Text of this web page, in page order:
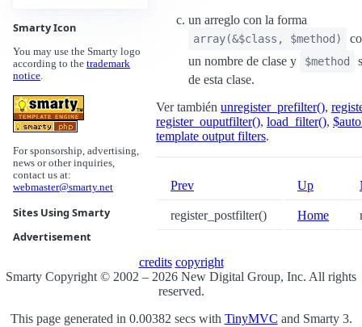
Smarty Icon
You may use the Smarty logo
according to the trademark
notice.
For sponsorship, advertising,
news or other inquiries,
contact us at:
webmaster@smarty.net
Sites Using Smarty
Advertisement
un arreglo con la forma
array(&$class, $method)
un nombre de clase y
$method
de esta clase.
Ver también unregister_prefilter(),
register_ouputfilter(), load_filter(),
template output filters.
Prev Up
register_postfilter() Home
credits copyright
Smarty Copyright © 2002 – 2026 New Digital Group, Inc. All rights
reserved.
This page generated in 0.00382 secs with TinyMVC and Smarty 3.